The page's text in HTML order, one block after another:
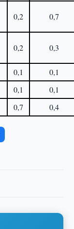
0,2 0,7
0,2 0,3
0,1
0,1
0,1
0,1
0,7 0,4